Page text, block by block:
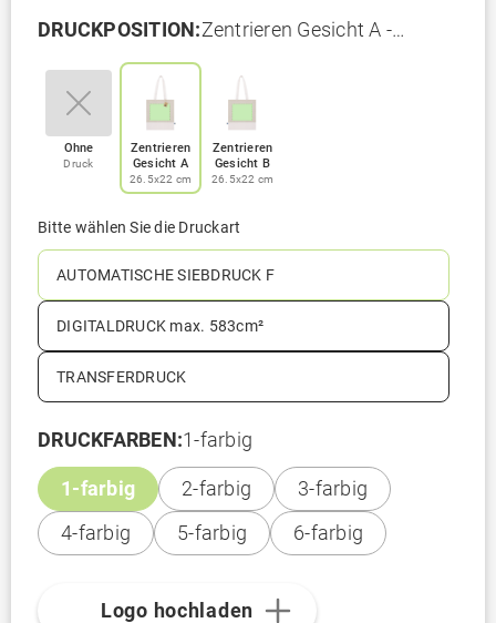
DRUCKPOSITION:Zentrieren Gesicht A -
Ohne
Druck
Zentrieren
Gesicht A
26.5x22 cm
Zentrieren
Gesicht B
26.5x22 cm
Bitte wählen Sie die Druckart
AUTOMATISCHE SIEBDRUCK F
DIGITALDRUCK max. 583cm²
TRANSFERDRUCK
DRUCKFARBEN:1-farbig
1-farbig 2-farbig
3-farbig
4-farbig
5-farbig 6-farbig
Logo hochladen